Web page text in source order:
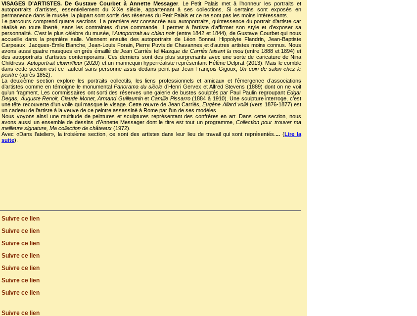
VISAGES D’ARTISTES. De Gustave Courbet à Annette Messager. Le Petit Palais met à l’honneur les portraits et
autoportraits d’artistes, essentiellement du XIXe siècle, appartenant à ses collections. Si certains sont exposés en
permanence dans le musée, la plupart sont sortis des réserves du Petit Palais et ce ne sont pas les moins intéressants.
Le parcours comprend quatre sections. La première est consacrée aux autoportraits, quintessence du portrait d’artiste car
réalisé en toute liberté, sans les contraintes d’une commande. Il permet à l’artiste d’affirmer son style et d’exposer sa
personnalité. C’est le plus célèbre du musée, l’Autoportrait au chien noir (entre 1842 et 1844), de Gustave Courbet qui nous
accueille dans la première salle. Viennent ensuite des autoportraits de Léon Bonnat, Hippolyte Flandrin, Jean-Baptiste
Carpeaux, Jacques-Émile Blanche, Jean-Louis Forain, Pierre Puvis de Chavannes et d’autres artistes moins connus. Nous
avons aussi quatre masques en grès émaillé de Jean Carriès telMasque de Carriès faisant la mou(entre 1888 et 1894) et
des autoportraits d’artistes contemporains. Ces derniers sont des plus surprenants avec une sorte de caricature de Nina
Childress,Autoportrait clown/fleur(2020) et un mannequin hyperréaliste représentant Hélène Delprat (2013). Mais le comble
dans cette section est ce fauteuil sans personne assis dedans peint par Jean-François Gigoux,Un coin de salon chez le
peintre (après 1852).
La deuxième section explore les portraits collectifs, les liens professionnels et amicaux et l’émergence d’associations
d’artistes comme en témoigne le monumental Panorama du siècle d’Henri Gervex et Alfred Stevens (1889) dont on ne voit
qu’un fragment. Les commissaires ont sorti des réserves une galerie de bustes sculptés par Paul Paulin regroupant Edgar
Degas, Auguste Renoir, Claude Monet, Armand Guillauminet Camille Pissarro(1884 à 1910). Une sculpture interroge, c’est
une tête recouverte d’un voile qui masque le visage. Cette œuvre de Jean Carriès , Eugène Allard voilé (vers 1876-1877) est
un cadeau de l’artiste à la veuve de ce peintre assassiné à Rome par l’un de ses modèles.
Nous voyons ainsi une multitude de peintures et sculptures représentant des confrères en art. Dans cette section, nous
avons aussi un ensemble de dessins d’Annette Messager dont le titre est tout un programme,Collection pour trouver ma
meilleure signature, Ma collection de châteaux (1972).
Avec «Dans l’atelier», la troisième section, ce sont des artistes dans leur lieu de travail qui sont représentés....(Lire la
suite).
Suivre ce lien
Suivre ce lien
Suivre ce lien
Suivre ce lien
Suivre ce lien
Suivre ce lien
Suivre ce lien
Suivre ce lien